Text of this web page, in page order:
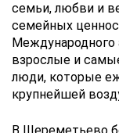
семьи, любви и
семейных
взрослые и
люди, которые
крупнейшей